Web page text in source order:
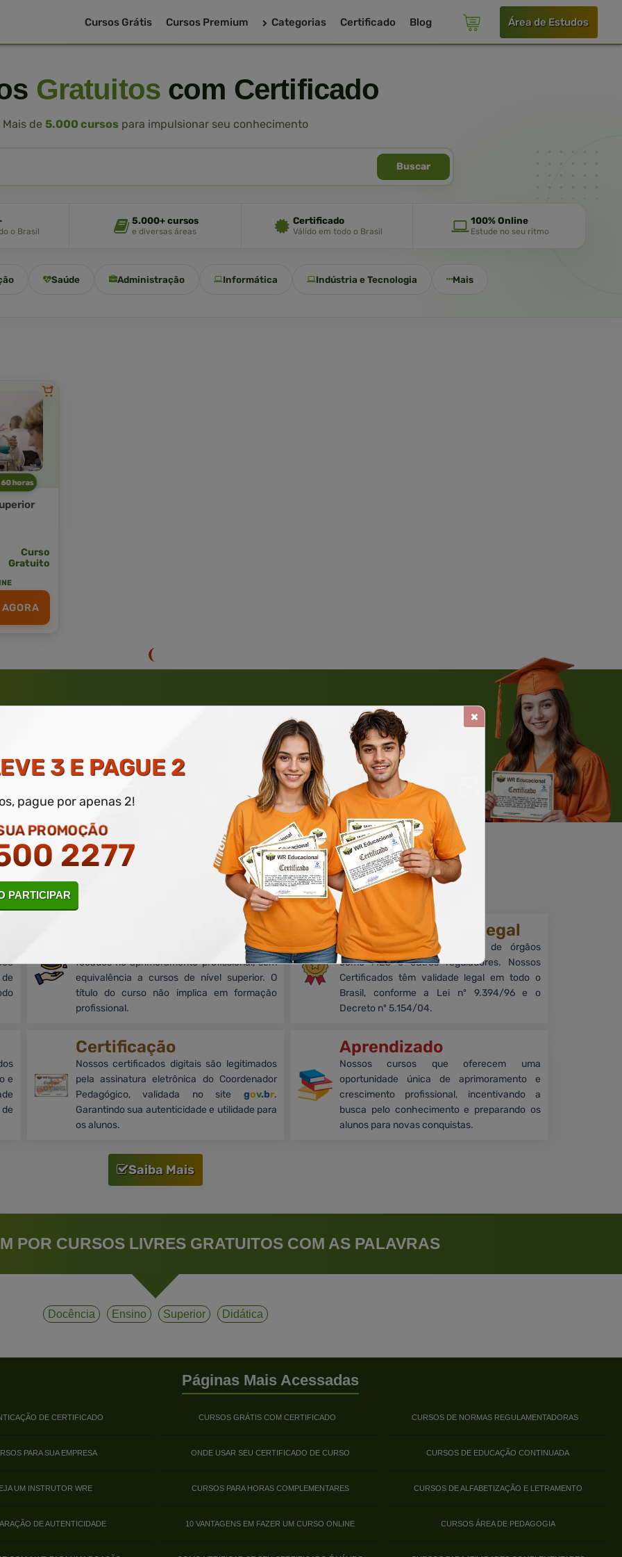
Cursos Grátis Cursos Premium Categorias Certificado Blog Área de Estudos
Gratuitos com Certificado
Mais de 5.000 cursos para impulsionar seu conhecimento
Buscar
o Brasil
5.000+ cursos
e diversas áreas
Certificado
Válido em todo o Brasil
100% Online
Estude no seu ritmo
Saúde Administração Informática Indústria e Tecnologia Mais
60 horas
Curso
Gratuito
SEU E-MAIL, NOME E TELEFONE PARA PARTICIPAR POR WHATSAPP
Solicite um WhatsApp
deEducação de Excelência.
Cursos on-line, livres e de nível básico,
focados no aprimoramento profissional, sem
equivalência a cursos de nível superior. O
título do curso não implica em formação
profissional.
Reconhecimento legal
Embora sem reconhecimento de órgãos
como MEC e outros reguladores. Nossos
Certificados têm validade legal em todo o
Brasil, conforme a Lei nº 9.394/96 e o
Decreto nº 5.154/04.
e
Certificação
Nossos certificados digitais são legitimados
pela assinatura eletrônica do Coordenador
Pedagógico, validada no site gov.br.
Garantindo sua autenticidade e utilidade para
os alunos.
Aprendizado
Nossos cursos que oferecem uma
oportunidade única de aprimoramento e
crescimento profissional, incentivando a
busca pelo conhecimento e preparando os
alunos para novas conquistas.
Saiba Mais
POR CURSOS LIVRES GRATUITOS COM AS PALAVRAS
Docência Ensino Superior Didática
Páginas Mais Acessadas
DE CERTIFICADO
PARA SUA EMPRESA
UM INSTRUTOR WRE
DE AUTENTICIDADE
CURSOS GRÁTIS COM CERTIFICADO
ONDE USAR SEU CERTIFICADO DE CURSO
CURSOS PARA HORAS COMPLEMENTARES
10 VANTAGENS EM FAZER UM CURSO ONLINE
CURSOS DE NORMAS REGULAMENTADORAS
CURSOS DE EDUCAÇÃO CONTINUADA
CURSOS DE ALFABETIZAÇÃO E LETRAMENTO
CURSOS ÁREA DE PEDAGOGIA
3 E PAGUE 2
pague por apenas 2!
PROMOÇÃO
2277
PARTICIPAR